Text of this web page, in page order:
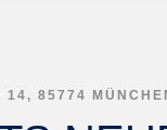
85774